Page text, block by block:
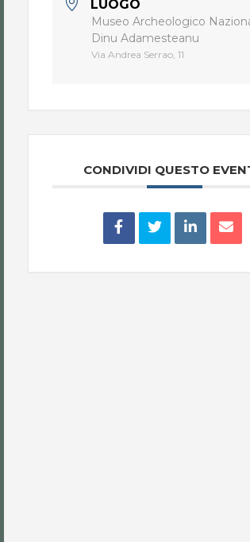
LUOGO
Museo Archeologico
Dinu Adamesteanu
Via Andrea Serrao, 11
CONDIVIDI QUESTO